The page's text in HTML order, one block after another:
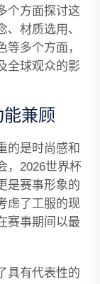
个方面探讨这
材质选用、
多个方面，
全球观众的影
兼顾
的是时尚感和
，2026世界杯
是赛事形象的
虑了工服的现
赛事期间以最
具有代表性的